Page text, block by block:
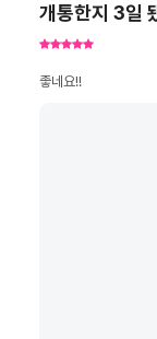
개통한지 3일
좋네요!!